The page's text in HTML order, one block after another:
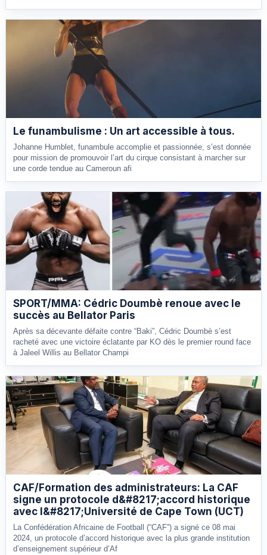
Le funambulisme : Un art accessible à tous.
Johanne Humblet, funambule accomplie et passionnée, s’est donnée
pour mission de promouvoir l’art du cirque consistant à marcher sur
une corde tendue au Cameroun afi
SPORT/MMA: Cédric Doumbè renoue avec le
succès au Bellator Paris
Après sa décevante défaite contre “Baki”, Cédric Doumbè s’est
racheté avec une victoire éclatante par KO dès le premier round face
à Jaleel Willis au Bellator Champi
CAF/Formation des administrateurs: La CAF
signe un protocole d&#8217;accord historique
avec l&#8217;Université de Cape Town (UCT)
La Confédération Africaine de Football (“CAF”) a signé ce 08 mai
2024, un protocole d’accord historique avec la plus grande institution
d’enseignement supérieur d’Af